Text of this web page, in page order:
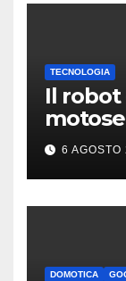
TECNOLOGIA
Il robot
mani è
6 AGOSTO
DOMOTICA